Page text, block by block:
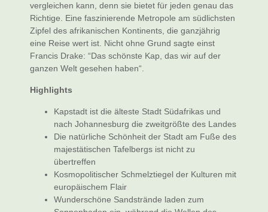
vergleichen kann, denn sie bietet für jeden genau das
Richtige. Eine faszinierende Metropole am südlichsten
Zipfel des afrikanischen Kontinents, die ganzjährig
eine Reise wert ist. Nicht ohne Grund sagte einst
Francis Drake: “Das schönste Kap, das wir auf der
ganzen Welt gesehen haben“.
Highlights
Kapstadt ist die älteste Stadt Südafrikas und
nach Johannesburg die zweitgrößte des Landes
Die natürliche Schönheit der Stadt am Fuße des
majestätischen Tafelbergs ist nicht zu
übertreffen
Kosmopolitischer Schmelztiegel der Kulturen mit
europäischem Flair
Wunderschöne Sandstrände laden zum